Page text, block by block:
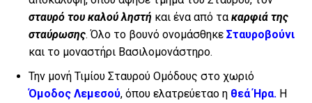
σταυρό του καλού ληστή και ένα από τα καρφιά της
σταύρωσης. Όλο το βουνό ονομάσθηκε Σταυροβούνι
και το μοναστήρι Βασιλομονάστηρο.
Την μονή Τιμίου Σταυρού Ομόδους στο χωριό
Όμοδος Λεμεσού, όπου ελατρεύεταο η θεά Ήρα. Η